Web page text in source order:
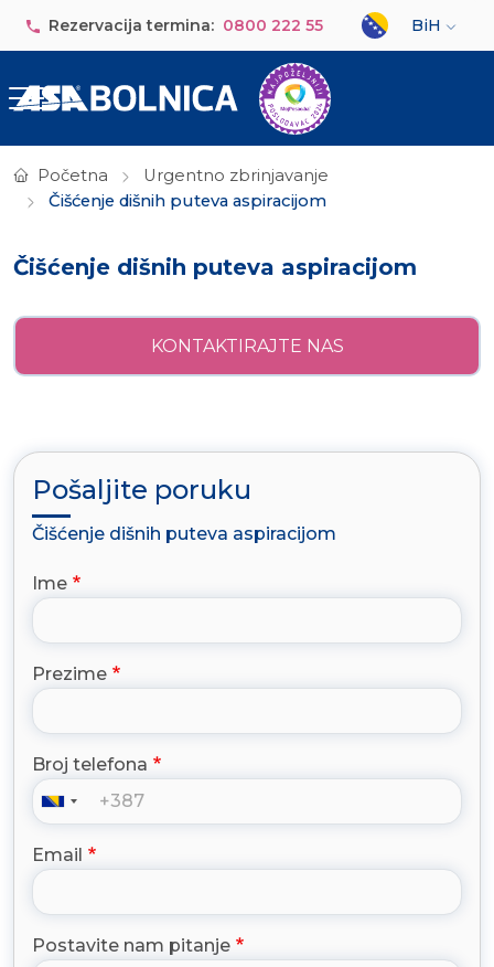
Rezervacija termina: 0800 222 55
Select your
BiH
Početna
Urgentno zbrinjavanje
Čišćenje dišnih puteva aspiracijom
Čišćenje dišnih puteva aspiracijom
KONTAKTIRAJTE NAS
Pošaljite poruku
Čišćenje dišnih puteva aspiracijom
Ime
Prezime
Broj telefona
Email
Postavite nam pitanje